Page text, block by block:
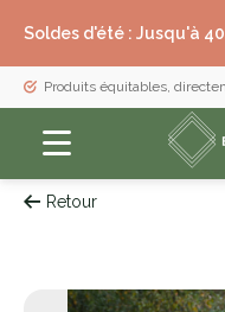
Soldes d'été : Jusqu'à
Produits équitables,
Retour